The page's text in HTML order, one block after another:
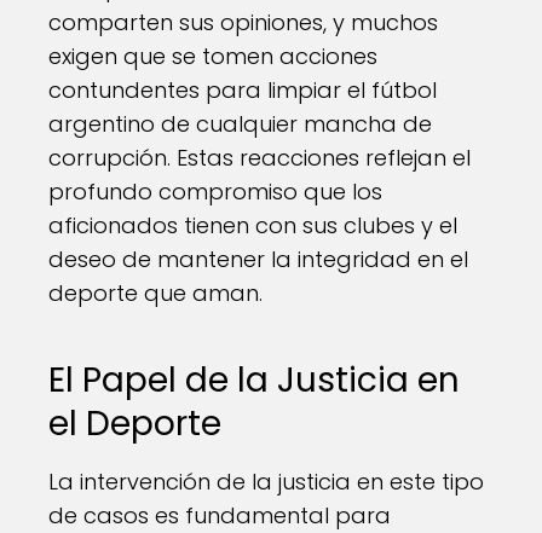
comparten sus opiniones, y muchos
exigen que se tomen acciones
contundentes para limpiar el fútbol
argentino de cualquier mancha de
corrupción. Estas reacciones reflejan el
profundo compromiso que los
aficionados tienen con sus clubes y el
deseo de mantener la integridad en el
deporte que aman.
El Papel de la Justicia en
el Deporte
La intervención de la justicia en este tipo
de casos es fundamental para